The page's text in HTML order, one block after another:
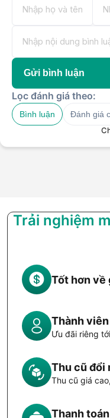
Gửi bình luận
Lọc đánh giá theo:
Bình luận Đánh giá
Trải nghiệm
Tốt hơn về
Thành
Ưu đãi riêng
Thu cũ đổi
Thu cũ giá
Thanh